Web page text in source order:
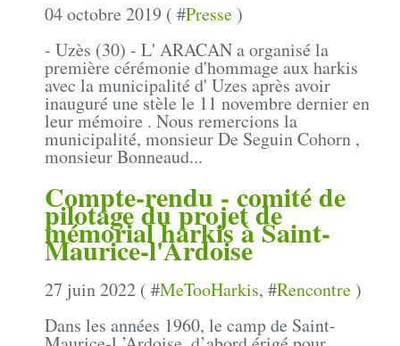
04 octobre 2019 ( #Presse)
- Uzès (30) - L' ARACAN a organisé la
première cérémonie d'hommage aux harkis
avec la municipalité d' Uzes après avoir
inauguré une stèle le 11 novembre dernier en
leur mémoire . Nous remercions la
municipalité, monsieur De Seguin Cohorn ,
monsieur Bonneaud...
Compte-rendu - comité de
pilotage du projet de
mémorial harkis à Saint-
Maurice-l'Ardoise
27 juin 2022 ( #MeTooHarkis, #Rencontre)
Dans les années 1960, le camp de Saint-